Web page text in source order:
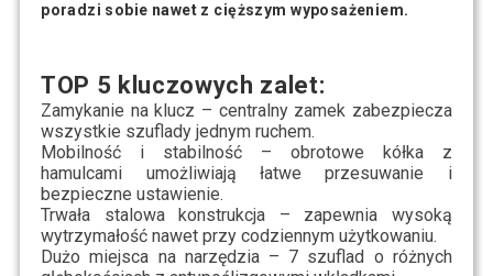
poradzi sobie nawet z cięższym wyposażeniem.
TOP 5 kluczowych zalet:
Zamykanie na klucz – centralny zamek zabezpiecza
wszystkie szuflady jednym ruchem.
Mobilność i stabilność – obrotowe kółka z
hamulcami umożliwiają łatwe przesuwanie i
bezpieczne ustawienie.
Trwała stalowa konstrukcja – zapewnia wysoką
wytrzymałość nawet przy codziennym użytkowaniu.
Dużo miejsca na narzędzia– 7 szuflad o różnych